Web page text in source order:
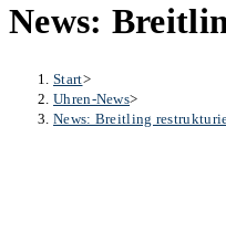
News:
Start>
Uhren-News>
News: Breitling